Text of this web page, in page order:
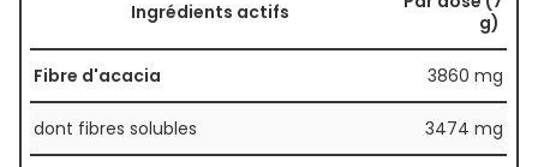
Ingrédients actifs
g)
Fibre d'acacia 3860 mg
dont fibres solubles 3474 mg